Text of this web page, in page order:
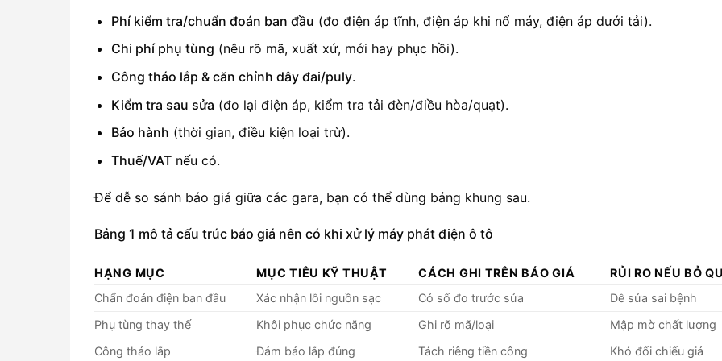
Phí kiểm tra/chuẩn đoán ban đầu (đo điện áp tĩnh, điện áp khi nổ máy, điện áp dưới tải).
Chi phí phụ tùng (nêu rõ mã, xuất xứ, mới hay phục hồi).
Công tháo lắp & căn chỉnh dây đai/puly.
Kiểm tra sau sửa (đo lại điện áp, kiểm tra tải đèn/điều hòa/quạt).
Bảo hành (thời gian, điều kiện loại trừ).
Thuế/VATnếu có.
Để dễ so sánh báo giá giữa các gara, bạn có thể dùng bảng khung sau.
Bảng 1 mô tả cấu trúc báo giá nên có khi xử lý máy phát điện ô tô
HẠNG MỤC MỤC TIÊU KỸ THUẬT CÁCH GHI TRÊN BÁO GIÁ
RỦI RO NẾU BỎ
Chẩn đoán điện ban đầu
Xác nhận lỗi nguồn sạc Có số đo trước sửa
Dễ sửa sai bệnh
Phụ tùng thay thế
Khôi phục chức năng Ghi rõ mã/loại
Mập mờ chất lượng
Công tháo lắp
Đảm bảo lắp đúng Tách riêng tiền công Khó đối chiếu giá